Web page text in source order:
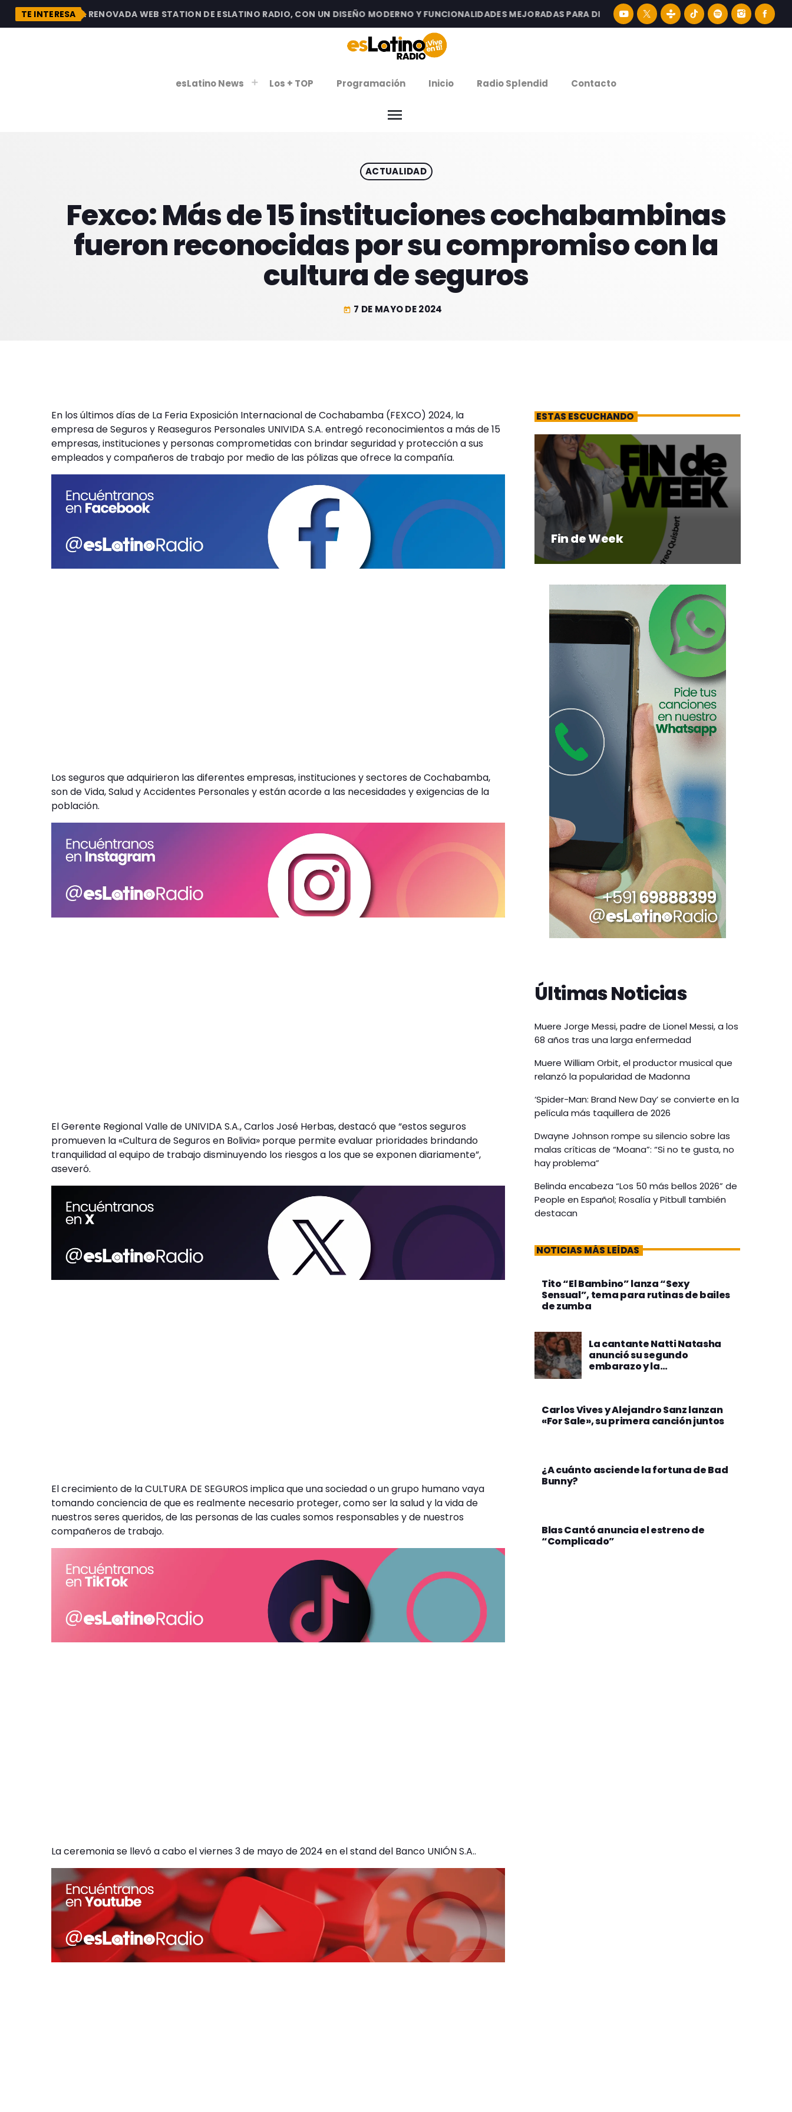
TE INTERESA
DESCUBRE LA RENOVADA WEB STATION DE ESLATINO RADIO, CON UN DISEÑO MODERNO Y FUNCIONALIDADES MEJORADAS PARA DISFRUTAR LA MEJOR MÚSICA LATINA Y
esLatino News Los + TOP Programación Inicio Radio Splendid Contacto
menu
PROGRAMACIÓN
ACTUALIDAD
Fexco: Más de 15 instituciones cochabambinas
fueron reconocidas por su compromiso con la
cultura de seguros
today 7 DE MAYO DE 2024
En los últimos días de La Feria Exposición Internacional de Cochabamba (FEXCO) 2024, la
empresa de Seguros y Reaseguros Personales UNIVIDA S.A. entregó reconocimientos a más de 15
empresas, instituciones y personas comprometidas con brindar seguridad y protección a sus
empleados y compañeros de trabajo por medio de las pólizas que ofrece la compañía.
Los seguros que adquirieron las diferentes empresas, instituciones y sectores de Cochabamba,
son de Vida, Salud y Accidentes Personales y están acorde a las necesidades y exigencias de la
población.
El Gerente Regional Valle de UNIVIDA S.A., Carlos José Herbas, destacó que “estos seguros
promueven la «Cultura de Seguros en Bolivia» porque permite evaluar prioridades brindando
tranquilidad al equipo de trabajo disminuyendo los riesgos a los que se exponen diariamente”,
aseveró.
El crecimiento de la CULTURA DE SEGUROS implica que una sociedad o un grupo humano vaya
tomando conciencia de que es realmente necesario proteger, como ser la salud y la vida de
nuestros seres queridos, de las personas de las cuales somos responsables y de nuestros
compañeros de trabajo.
La ceremonia se llevó a cabo el viernes 3 de mayo de 2024 en el stand del Banco UNIÓN S.A..
ESTAS ESCUCHANDO
Fin de Week
Últimas Noticias
Muere Jorge Messi, padre de Lionel Messi, a los
68 años tras una larga enfermedad
Muere William Orbit, el productor musical que
relanzó la popularidad de Madonna
‘Spider-Man: Brand New Day’ se convierte en la
película más taquillera de 2026
Dwayne Johnson rompe su silencio sobre las
malas críticas de “Moana”: “Si no te gusta, no
hay problema”
Belinda encabeza “Los 50 más bellos 2026” de
People en Español; Rosalía y Pitbull también
destacan
NOTICIAS MÁS LEÍDAS
Tito “El Bambino” lanza “Sexy
Sensual”, tema para rutinas de bailes
de zumba
La cantante Natti Natasha
anunció su segundo
embarazo y la
Carlos Vives y Alejandro Sanz lanzan
«For Sale», su primera canción juntos
¿A cuánto asciende la fortuna de Bad
Bunny?
Blas Cantó anuncia el estreno de
“Complicado”